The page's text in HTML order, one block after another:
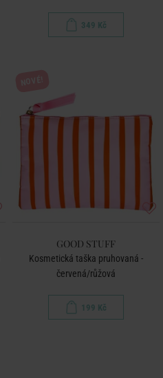
349 Kč
GOOD STUFF
Kosmetická taška pruhovaná -
červená/růžová
199 Kč